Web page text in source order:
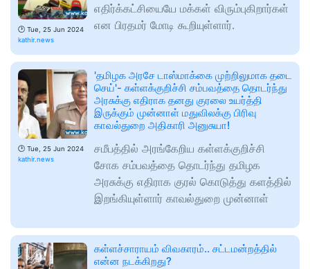
🕑 Tue, 25 Jun 2024
kathir.news
எதிர்க்கட்சியையே மக்கள் விரும்புகிறார்கள்
என பிரதமர் மோடி கூறியுள்ளார்.
🕑 Tue, 25 Jun 2024
kathir.news
'தமிழக அரசே டாஸ்மாக்கை முற்றிலுமாக தடை
செய்'- கள்ளக்குறிச்சி சம்பவத்தை தொடர்ந்து
அரசுக்கு எதிராக தனது குரலை உயர்த்தி
இருக்கும் முன்னாள் மதுவிலக்கு பிரிவு
காவல்துறை அதிகாரி அனுசுயா!
சமீபத்தில் அரங்கேறிய கள்ளக்குறிச்சி
சோக சம்பவத்தை தொடர்ந்து தமிழக
அரசுக்கு எதிராக குரல் கொடுத்து களத்தில்
இறங்கியுள்ளார் காவல்துறை முன்னாள்
கள்ளச்சாராயம் விவகாரம்.. சட்டமன்றத்தில்
என்ன நடக்கிறது?